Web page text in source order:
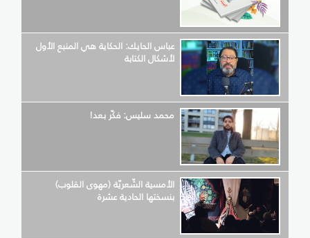
عباس الحايك: الحكاية هي المنبع الأول
لأشكال الكتابة
محمد سليس: فكّر بعد!
الأمسية الشّعريّة (مهوى القلوب)
بنسختها الحادية عشرة